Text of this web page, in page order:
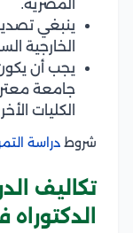
المصرية.
ينبغي
الخارجية
يجب أن
جامعة
الكليات
شروط دراسة
تكاليف